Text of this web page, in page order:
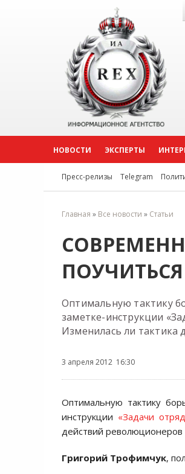
НОВОСТИ ЭКСПЕРТЫ
Пресс-релизы Telegram
Главная » Все новости » Статьи
Оптимальную тактику
заметке-инструкции
Изменилась ли тактика
3 апреля 2012 16:30
Оптимальную тактику
инструкции «Задачи
действий революционеров
Григорий Трофимчук,